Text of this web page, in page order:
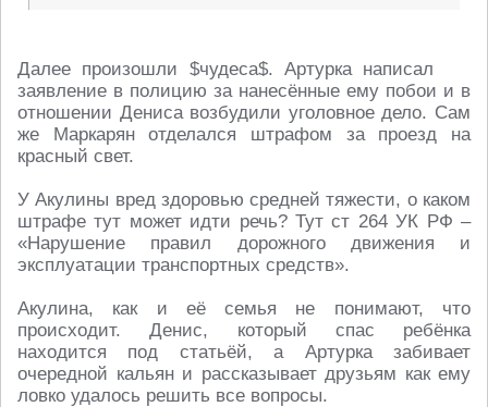
Далее произошли $чудеса$. Артурка написал
заявление в полицию за нанесённые ему побои и в
отношении Дениса возбудили уголовное дело. Сам
же Маркарян отделался штрафом за проезд на
красный свет.
У Акулины вред здоровью средней тяжести, о каком
штрафе тут может идти речь? Тут ст 264 УК РФ –
«Нарушение правил дорожного движения и
эксплуатации транспортных средств».
Акулина, как и её семья не понимают, что
происходит. Денис, который спас ребёнка
находится под статьёй, а Артурка забивает
очередной кальян и рассказывает друзьям как ему
ловко удалось решить все вопросы.